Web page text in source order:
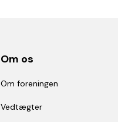
Om os
Om foreningen
Vedtægter